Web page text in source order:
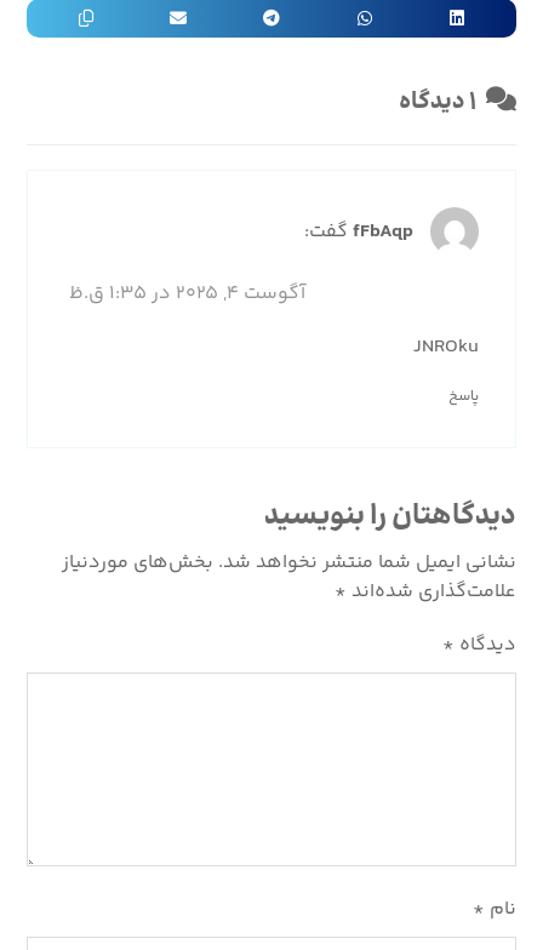
۱ دیدگاه
fFbAqp گفت:
آگوست ۴, ۲۰۲۵ در ۱:۳۵ ق.ظ
JNROku
پاسخ
دیدگاهتان را بنویسید
نشانی ایمیل شما منتشر نخواهد شد. بخش‌های موردنیاز
علامت‌گذاری شده‌اند *
دیدگاه *
نام *